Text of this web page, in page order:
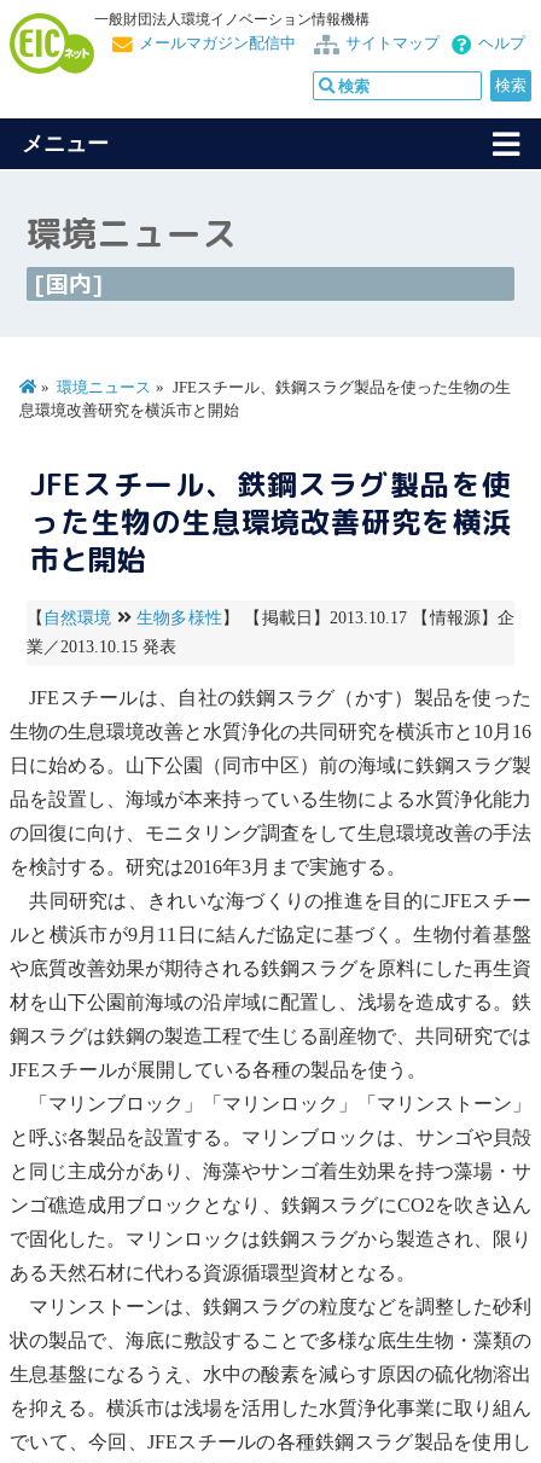
一般財団法人環境イノベーション情報機構
ヘルプ
サイトマップ
メールマガジン配信中
メニュー
環境ニュース
[国内]
環境ニュース
JFEスチール、鉄鋼スラグ製品を使った生物の生
息環境改善研究を横浜市と開始
JFEスチール、鉄鋼スラグ製品を使
った生物の生息環境改善研究を横浜
市と開始
【 自然環境 生物多様性 】 【掲載日】2013.10.17 【情報源】企
業／2013.10.15 発表
JFEスチールは、自社の鉄鋼スラグ（かす）製品を使った
生物の生息環境改善と水質浄化の共同研究を横浜市と10月16
日に始める。山下公園（同市中区）前の海域に鉄鋼スラグ製
品を設置し、海域が本来持っている生物による水質浄化能力
の回復に向け、 モニタリング調査をして生息環境改善の手法
を検討する。研究は2016年3月まで実施する。
共同研究は、きれいな海づくりの推進を目的にJFEスチー
ルと横浜市が9月11日に結んだ協定に基づく。生物付着基盤
や底質改善効果が期待される鉄鋼スラグを原料にした再生資
材を山下公園前海域の沿岸域に配置し、浅場を造成する。鉄
鋼スラグは鉄鋼の製造工程で生じる副産物で、共同研究では
JFEスチールが展開している各種の製品を使う。
「マリンブロック」「マリンロック」「マリンストーン」
と呼ぶ各製品を設置する。マリンブロックは、サンゴや貝殻
と同じ主成分があり、海藻やサンゴ着生効果を持つ藻場 ・ サ
ンゴ礁造成用ブロックとなり、鉄鋼スラグにCO2を吹き込ん
で固化した。マリンロックは鉄鋼スラグから製造され、限り
ある天然石材に代わる資源循環型資材となる。
マリンストーンは、鉄鋼スラグの粒度などを調整した砂利
状の製品で、海底に敷設することで多様な底生生物 ・ 藻類の
生息基盤になるうえ、水中の酸素を減らす原因の硫化物溶出
を抑える。横浜市は浅場を活用した水質浄化事業に取り組ん
でいて、今回、JFEスチールの各種鉄鋼スラグ製品を使用し